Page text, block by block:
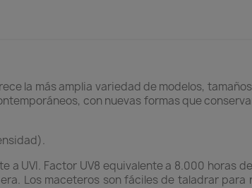
la más amplia variedad de modelos,
con nuevas formas que
a UVI. Factor UV8 equivalente a 8.000 horas
Los maceteros son fáciles de taladrar